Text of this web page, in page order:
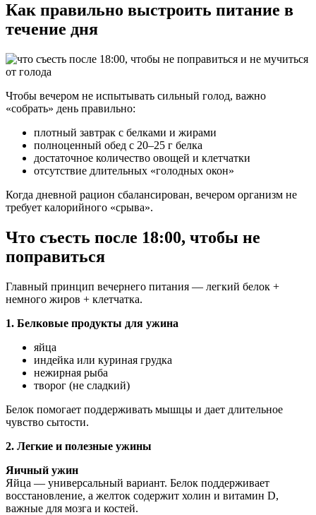
Как правильно выстроить питание в
течение дня
Чтобы вечером не испытывать сильный голод, важно
«собрать» день правильно:
плотный завтрак с белками и жирами
полноценный обед с 20–25 г белка
достаточное количество овощей и клетчатки
отсутствие длительных «голодных окон»
Когда дневной рацион сбалансирован, вечером организм не
требует калорийного «срыва».
Что съесть после 18:00, чтобы не
поправиться
Главный принцип вечернего питания — легкий белок +
немного жиров + клетчатка.
1. Белковые продукты для ужина
яйца
индейка или куриная грудка
нежирная рыба
творог (не сладкий)
Белок помогает поддерживать мышцы и дает длительное
чувство сытости.
2. Легкие и полезные ужины
Яичный ужин
Яйца — универсальный вариант. Белок поддерживает
восстановление, а желток содержит холин и витамин D,
важные для мозга и костей.